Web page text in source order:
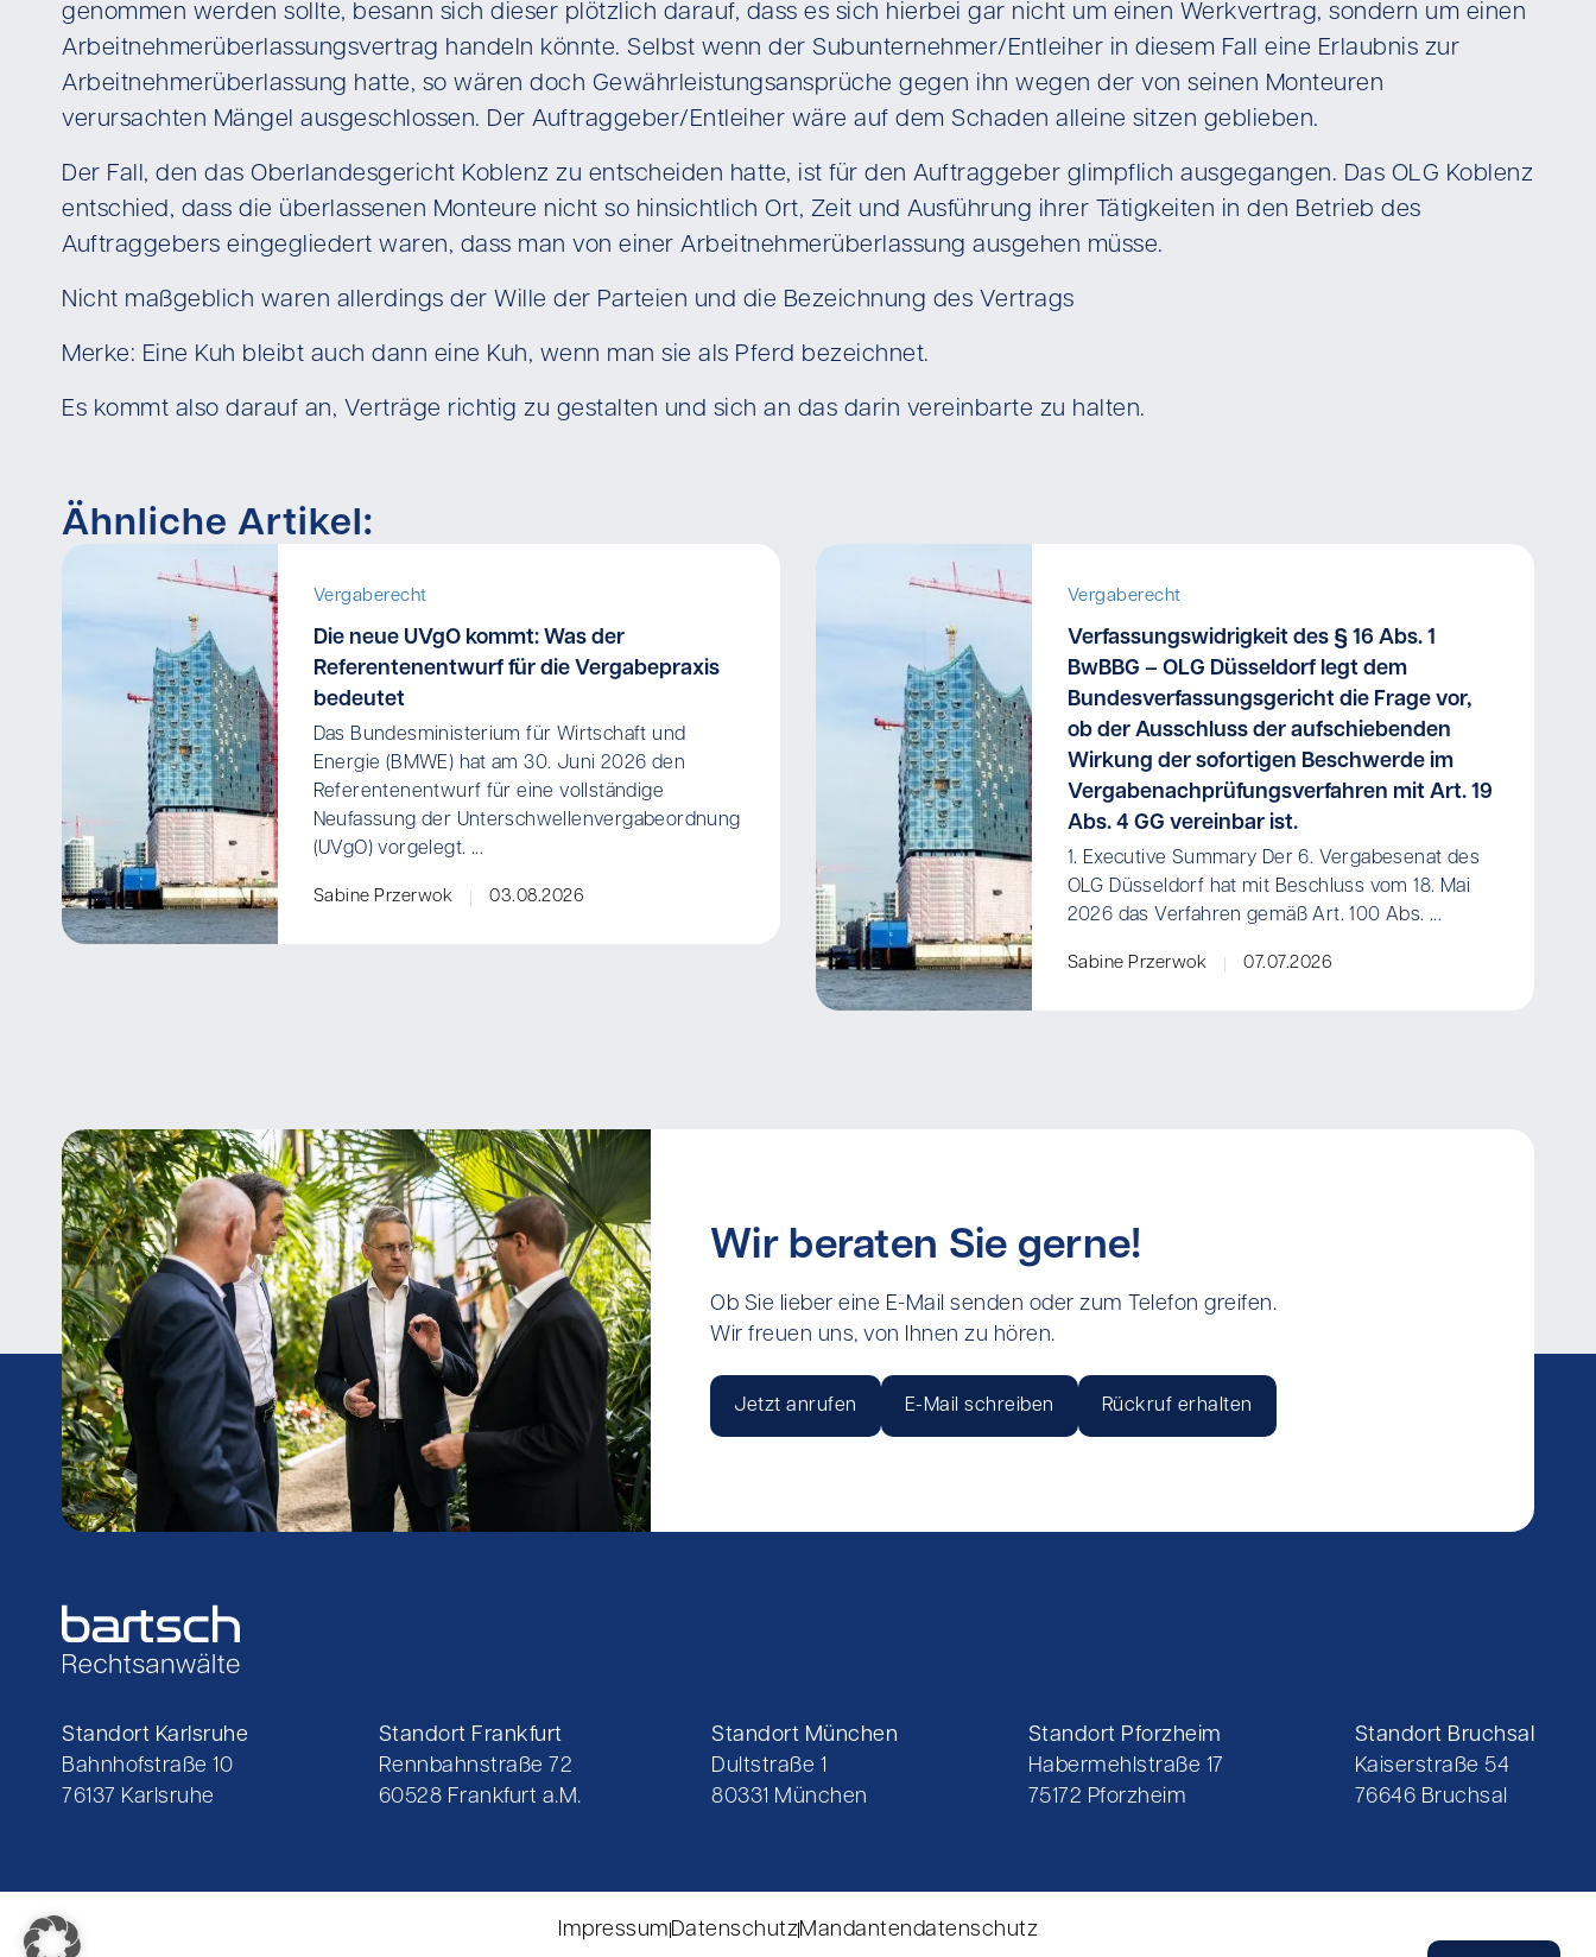
genommen werden sollte, besann sich dieser plötzlich darauf, dass es sich hierbei gar nicht um einen Werkvertrag, sondern um einen
Arbeitnehmerüberlassungsvertrag handeln könnte. Selbst wenn der Subunternehmer/Entleiher in diesem Fall eine Erlaubnis zur
Arbeitnehmerüberlassung hatte, so wären doch Gewährleistungsansprüche gegen ihn wegen der von seinen Monteuren
verursachten Mängel ausgeschlossen. Der Auftraggeber/Entleiher wäre auf dem Schaden alleine sitzen geblieben.
Der Fall, den das Oberlandesgericht Koblenz zu entscheiden hatte, ist für den Auftraggeber glimpflich ausgegangen. Das OLG Koblenz
entschied, dass die überlassenen Monteure nicht so hinsichtlich Ort, Zeit und Ausführung ihrer Tätigkeiten in den Betrieb des
Auftraggebers eingegliedert waren, dass man von einer Arbeitnehmerüberlassung ausgehen müsse.
Nicht maßgeblich waren allerdings der Wille der Parteien und die Bezeichnung des Vertrags
Merke: Eine Kuh bleibt auch dann eine Kuh, wenn man sie als Pferd bezeichnet.
Es kommt also darauf an, Verträge richtig zu gestalten und sich an das darin vereinbarte zu halten.
Ähnliche Artikel:
Vergaberecht
Die neue UVgO kommt: Was der
Referentenentwurf für die Vergabepraxis
bedeutet
Das Bundesministerium für Wirtschaft und
Energie (BMWE) hat am 30. Juni 2026 den
Referentenentwurf für eine vollständige
Neufassung der Unterschwellenvergabeordnung
(UVgO) vorgelegt. ...
Sabine Przerwok 03.08.2026
Vergaberecht
Verfassungswidrigkeit des § 16 Abs. 1
BwBBG – OLG Düsseldorf legt dem
Bundesverfassungsgericht die Frage vor,
ob der Ausschluss der aufschiebenden
Wirkung der sofortigen Beschwerde im
Vergabenachprüfungsverfahren mit Art. 19
Abs. 4 GG vereinbar ist.
1. Executive Summary Der 6. Vergabesenat des
OLG Düsseldorf hat mit Beschluss vom 18. Mai
2026 das Verfahren gemäß Art. 100 Abs. ...
Sabine Przerwok 07.07.2026
Wir beraten Sie gerne!
Ob Sie lieber eine E-Mail senden oder zum Telefon greifen.
Wir freuen uns, von Ihnen zu hören.
Jetzt anrufen E-Mail schreiben Rückruf erhalten
Standort Karlsruhe
Bahnhofstraße 10
76137 Karlsruhe
Standort Frankfurt
Rennbahnstraße 72
60528 Frankfurt a.M.
Standort München
Dultstraße 1
80331 München
Standort Pforzheim
Habermehlstraße 17
75172 Pforzheim
Standort Bruchsal
Kaiserstraße 54
76646 Bruchsal
ImpressumDatenschutzMandantendatenschutz